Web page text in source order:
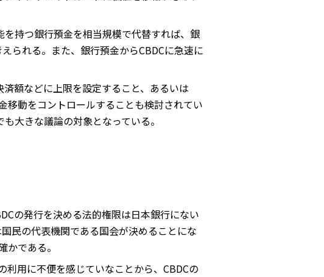
持つ銀行預金を相当規模で代替すれば、銀
られる。また、銀行預金からCBDCに急速に
額などに上限を設定すること、あるいは
移動をコントロールすることも検討されてい
大きな議論の対象となっている。
の発行を決める法的権限は日本銀行にない
民の代表機関である国会が決めることにな
である。
利用に不便を感じていなことから、CBDCの